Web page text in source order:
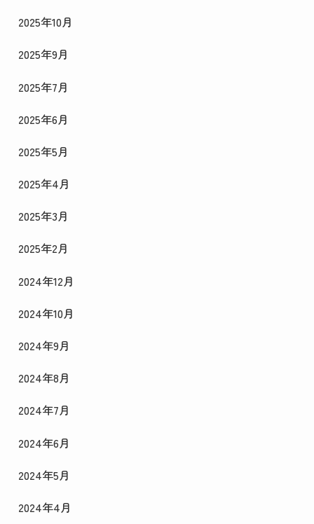
2025年10月
2025年9月
2025年7月
2025年6月
2025年5月
2025年4月
2025年3月
2025年2月
2024年12月
2024年10月
2024年9月
2024年8月
2024年7月
2024年6月
2024年5月
2024年4月